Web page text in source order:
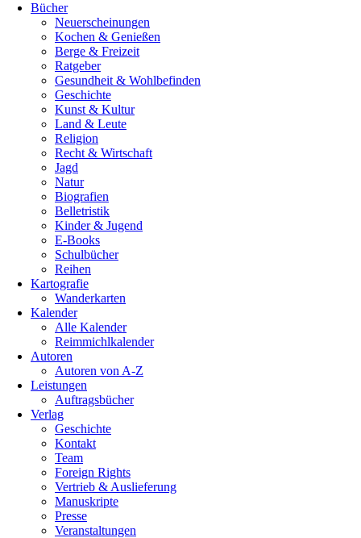
Bücher
Neuerscheinungen
Kochen & Genießen
Berge & Freizeit
Ratgeber
Gesundheit & Wohlbefinden
Geschichte
Kunst & Kultur
Land & Leute
Religion
Recht & Wirtschaft
Jagd
Natur
Biografien
Belletristik
Kinder & Jugend
E-Books
Schulbücher
Reihen
Kartografie
Wanderkarten
Kalender
Alle Kalender
Reimmichlkalender
Autoren
Autoren von A-Z
Leistungen
Auftragsbücher
Verlag
Geschichte
Kontakt
Team
Foreign Rights
Vertrieb & Auslieferung
Manuskripte
Presse
Veranstaltungen